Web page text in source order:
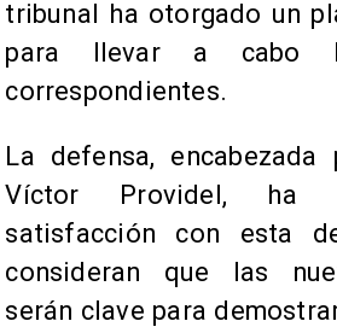
tribunal ha otorgado un
para llevar a cabo
correspondientes.
La defensa,
Víctor Providel, ha
satisfacción con esta
consideran que las
serán clave para